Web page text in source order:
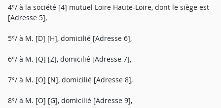
4°/ à la société [4] mutuel Loire Haute-Loire, dont le siège est
[Adresse 5],
5°/ à M. [D] [H], domicilié [Adresse 6],
6°/ à M. [Q] [Z], domicilié [Adresse 7],
7°/ à M. [O] [N], domicilié [Adresse 8],
8°/ à M. [O] [G], domicilié [Adresse 9],